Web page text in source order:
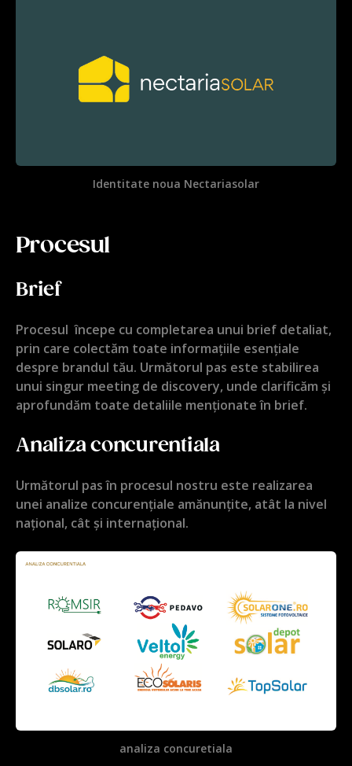
Identitate noua Nectariasolar
Procesul
Brief
Procesul începe cu completarea unui brief detaliat,
prin care colectăm toate informațiile esențiale
despre brandul tău. Următorul pas este stabilirea
unui singur meeting de discovery, unde clarificăm și
aprofundăm toate detaliile menționate în brief.
Analiza concurentiala
Următorul pas în procesul nostru este realizarea
unei analize concurențiale amănunțite, atât la nivel
național, cât și internațional.
analiza concuretiala